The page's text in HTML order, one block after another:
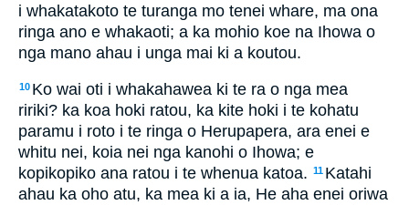
i whakatakoto te turanga mo tenei whare, ma ona
ringa ano e whakaoti; a ka mohio koe na Ihowa o
nga mano ahau i unga mai ki a koutou.
10 Ko wai oti i whakahawea ki te ra o nga mea
ririki? ka koa hoki ratou, ka kite hoki i te kohatu
paramu i roto i te ringa o Herupapera, ara enei e
whitu nei, koia nei nga kanohi o Ihowa; e
kopikopiko ana ratou i te whenua katoa. 11 Katahi
ahau ka oho atu, ka mea ki a ia, He aha enei oriwa